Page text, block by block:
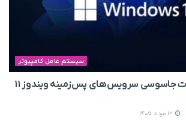
سیستم عامل کامپیوتر
مایکروسافت شایعات جاسوسی سرویس‌های پس‌زمینه ویندوز ۱۱